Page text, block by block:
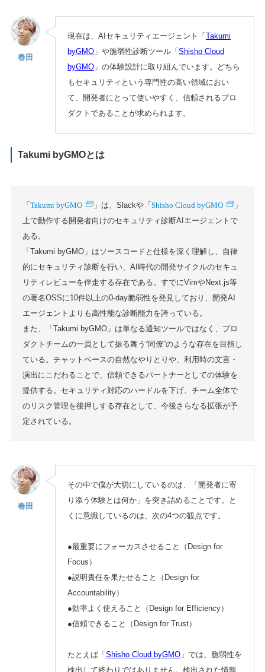
春田
現在は、AIセキュリティエージェント「 Takumi
byGMO」や脆弱性診断ツール「 Shisho Cloud
byGMO」の体験設計に取り組んでいます。どちら
もセキュリティという専門性の高い領域におい
て、開発者にとって使いやすく、信頼されるプロ
ダクトであることが求められます。
Takumi byGMOとは
「 Takumi byGMO 」は、Slackや「 Shisho Cloud byGMO
」
上で動作する開発者向けのセキュリティ診断AIエージェントで
ある。
「Takumi byGMO」はソースコードと仕様を深く理解し、自律
的にセキュリティ診断を行い、AI時代の開発サイクルのセキュ
リティレビューを伴走する存在である。すでにVimやNext.js等
の著名OSSに10件以上の0-day脆弱性を発見しており、開発AI
エージェントよりも高性能な診断能力を誇っている。
また、「Takumi byGMO」は単なる通知ツールではなく、プロ
ダクトチームの一員として振る舞う“同僚”のような存在を目指し
ている。チャットベースの自然なやりとりや、利用時の文言・
演出にこだわることで、信頼できるパートナーとしての体験を
提供する。セキュリティ対応のハードルを下げ、チーム全体で
のリスク管理を後押しする存在として、今後さらなる拡張が予
定されている。
春田
その中で僕が大切にしているのは、「開発者に寄
り添う体験とは何か」を突き詰めることです。と
くに意識しているのは、次の4つの観点です。
●最重要にフォーカスさせること（Design for
Focus）
●説明責任を果たせること（Design for
Accountability）
●効率よく使えること（Design for Efficiency）
●信頼できること（Design for Trust）
たとえば「 Shisho Cloud byGMO」では、脆弱性を
検出して終わりではありません。検出された情報